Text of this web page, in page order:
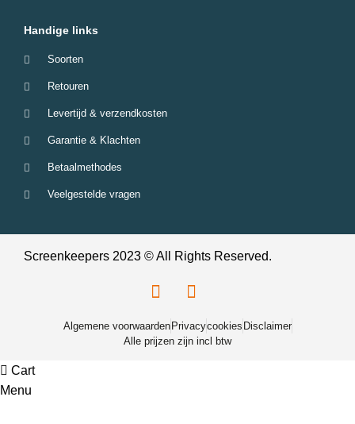
Handige links
Soorten
Retouren
Levertijd & verzendkosten
Garantie & Klachten
Betaalmethodes
Veelgestelde vragen
Screenkeepers 2023 © All Rights Reserved.
Algemene voorwaardenPrivacycookies Disclaimer
Alle prijzen zijn incl btw
Cart
Menu